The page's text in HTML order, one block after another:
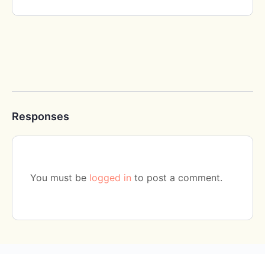
Responses
You must be logged in to post a comment.